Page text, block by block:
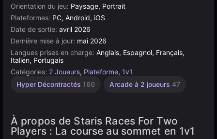
Orientation du jeu: Paysage, Portrait
Plateformes: PC, Android, iOS
Date de sortie: avril 2026
Dernière mise à jour: mai 2026
Langues prises en charge: Anglais, Espagnol, Français,
Italien, Portugais
Catégories: 2 Joueurs, Plateforme, 1v1
Hyper Décontractés 160 Arcade à 2 joueurs 47
À propos de Staris Races For Two
Players : La course au sommet en 1v1